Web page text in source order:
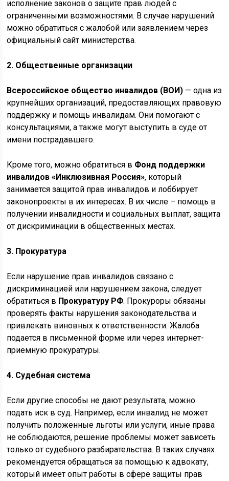
исполнение законов о защите прав людей с
ограниченными возможностями. В случае нарушений
можно обратиться с жалобой или заявлением через
официальный сайт министерства.
2. Общественные организации
Всероссийское общество инвалидов (ВОИ) — одна из
крупнейших организаций, предоставляющих правовую
поддержку и помощь инвалидам. Они помогают с
консультациями, а также могут выступить в суде от
имени пострадавшего.
Кроме того, можно обратиться в Фонд поддержки
инвалидов «Инклюзивная Россия», который
занимается защитой прав инвалидов и лоббирует
законопроекты в их интересах. В их числе – помощь в
получении инвалидности и социальных выплат, защита
от дискриминации в общественных местах.
3. Прокуратура
Если нарушение прав инвалидов связано с
дискриминацией или нарушением закона, следует
обратиться в Прокуратуру РФ. Прокуроры обязаны
проверять факты нарушения законодательства и
привлекать виновных к ответственности. Жалоба
подается в письменной форме или через интернет-
приемную прокуратуры.
4. Судебная система
Если другие способы не дают результата, можно
подать иск в суд. Например, если инвалид не может
получить положенные льготы или услуги, иные права
не соблюдаются, решение проблемы может зависеть
только от судебного разбирательства. В таких случаях
рекомендуется обращаться за помощью к адвокату,
который имеет опыт работы в сфере защиты прав